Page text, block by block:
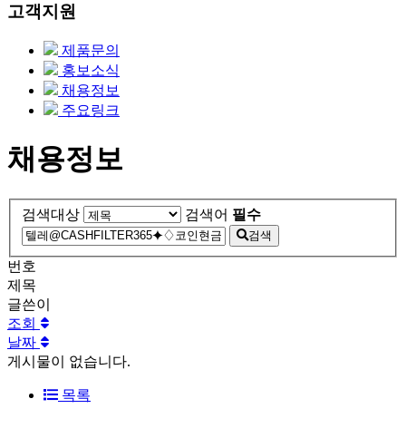
고객지원
제품문의
홍보소식
채용정보
주요링크
채용정보
검색대상 검색어 필수
검색
번호
제목
글쓴이
조회
날짜
게시물이 없습니다.
목록